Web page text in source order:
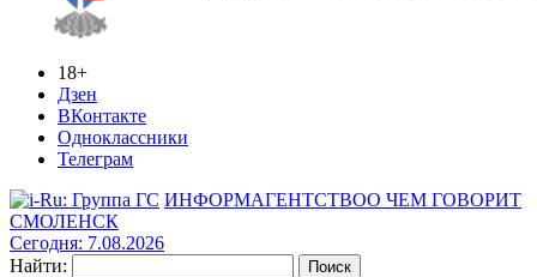
18+
Дзен
ВКонтакте
Одноклассники
Телеграм
ИНФОРМАГЕНТСТВОО ЧЕМ ГОВОРИТ
СМОЛЕНСК
Сегодня: 7.08.2026
Найти: